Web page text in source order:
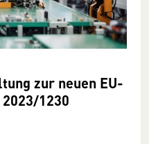
zur neuen EU-
1230